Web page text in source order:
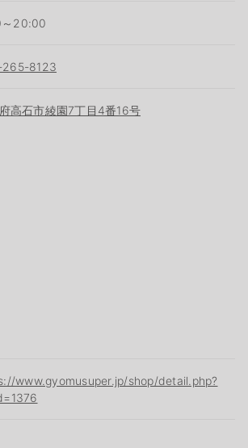
20:00
8123
高石市綾園7丁目4番16号
www.gyomusuper.jp/shop/detail.php?